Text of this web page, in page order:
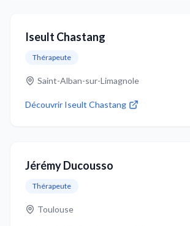
Iseult Chastang
Thérapeute
Saint-Alban-sur-Limagnole
Découvrir Iseult Chastang
Jérémy Ducousso
Thérapeute
Toulouse